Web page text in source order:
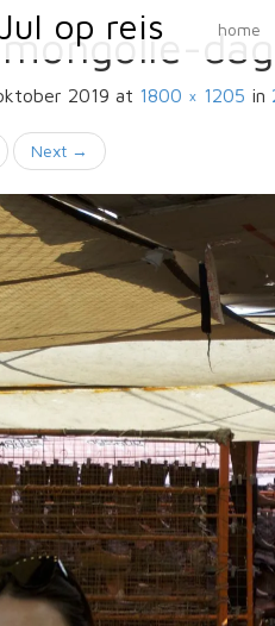
op reis
content
Jut
home
2019 at 1800 × 1205 in
Next →